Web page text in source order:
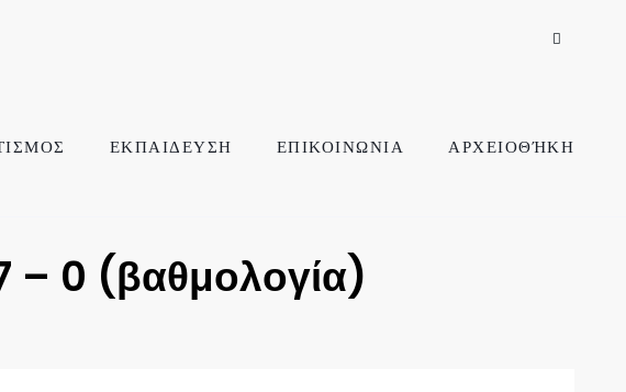
ΕΚΠΑΙΔΕΥΣΗ ΕΠΙΚΟΙΝΩΝΙΑ ΑΡΧΕΙΟΘΉΚΗ
– 0 (βαθμολογία)